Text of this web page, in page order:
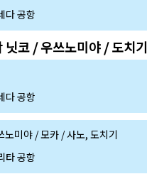
다 공항
닛코 / 우쓰노미야 / 도치기
다 공항
노미야 / 모카 / 사노, 도치기
타 공항